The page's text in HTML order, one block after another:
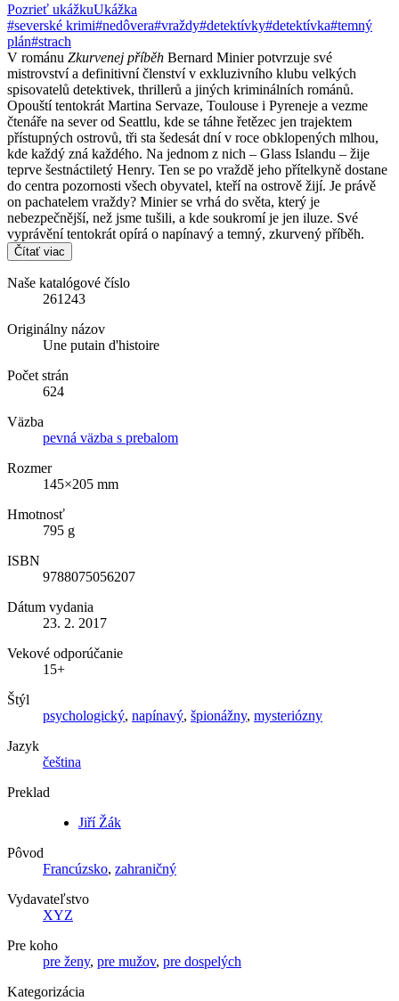
Pozrieť ukážkuUkážka
#severské krimi#nedôvera#vraždy#detektívky#detektívka#temný
plán#strach
V románu Zkurvenej příběh Bernard Minier potvrzuje své
mistrovství a definitivní členství v exkluzivního klubu velkých
spisovatelů detektivek, thrillerů a jiných kriminálních románů.
Opouští tentokrát Martina Servaze, Toulouse i Pyreneje a vezme
čtenáře na sever od Seattlu, kde se táhne řetězec jen trajektem
přístupných ostrovů, tři sta šedesát dní v roce obklopených mlhou,
kde každý zná každého. Na jednom z nich – Glass Islandu – žije
teprve šestnáctiletý Henry. Ten se po vraždě jeho přítelkyně dostane
do centra pozornosti všech obyvatel, kteří na ostrově žijí. Je právě
on pachatelem vraždy? Minier se vrhá do světa, který je
nebezpečnější, než jsme tušili, a kde soukromí je jen iluze. Své
vyprávění tentokrát opírá o napínavý a temný, zkurvený příběh.
Čítať viac
Naše katalógové číslo
261243
Originálny názov
Une putain d'histoire
Počet strán
624
Väzba
pevná väzba s prebalom
Rozmer
145×205 mm
Hmotnosť
795 g
ISBN
9788075056207
Dátum vydania
23. 2. 2017
Vekové odporúčanie
15+
Štýl
psychologický, napínavý, špionážny, mysteriózny
Jazyk
čeština
Preklad
Jiří Žák
Pôvod
Francúzsko, zahraničný
Vydavateľstvo
XYZ
Pre koho
pre ženy, pre mužov, pre dospelých
Kategorizácia